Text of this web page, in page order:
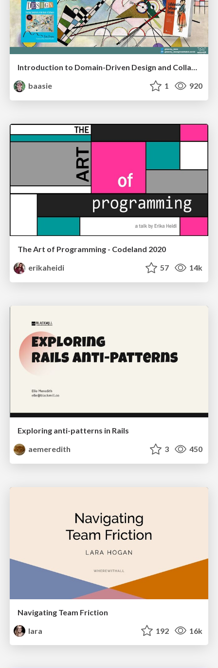
Introduction to Domain-Driven Design and Collaborative software design
baasie
1 920
The Art of Programming - Codeland 2020
erikaheidi
57 14k
Exploring anti-patterns in Rails
aemeredith
3 450
Navigating Team Friction
lara
192 16k